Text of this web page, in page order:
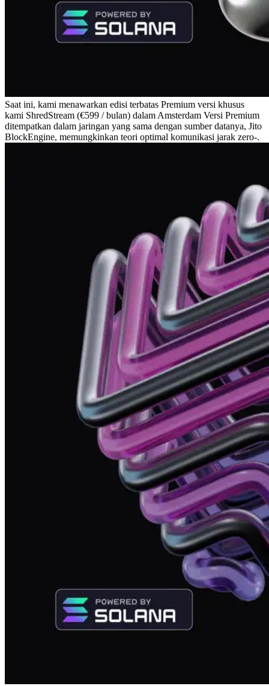
Saat ini, kami menawarkan edisi terbatas Premium versi khusus
kami ShredStream (€599 / bulan) dalam Amsterdam Versi Premium
ditempatkan dalam jaringan yang sama dengan sumber datanya, Jito
BlockEngine, memungkinkan teori optimal komunikasi jarak zero-.